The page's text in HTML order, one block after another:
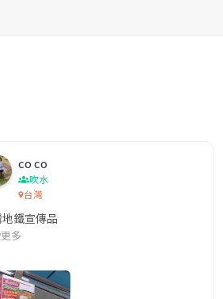
改編自同名網絡漫畫,故事主軸圍繞女主
co co
吹水
台灣
鐵宣傳品
多